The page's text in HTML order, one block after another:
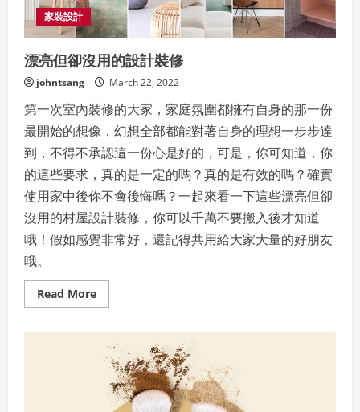
家裝設計
漂亮但卻沒用的設計裝修
johntsang March 22, 2022
第一次室內裝修的大家，家庭氛圍都擁有自身的那一份
最開始的想像，幻想全部都能對著自身的理想一步步達
到，不得不承認這一份心是好的，可是，你可知道，你
的這些要求，真的是一定的嗎？真的是有效的嗎？確實
使用家中後你不會後悔嗎？一起來看一下這些漂亮但卻
沒用的村屋設計裝修，你可以千萬不要搬入後才知道
哦！假如感覺非常好，還記得共用給大家大量的好朋友
哦。
Read MoreRead
more
卻